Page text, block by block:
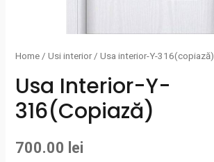
Home /Usi interior/ Usa interior-Y-316(copiază)
Usa Interior-Y-
316(copiază)
700.00 lei